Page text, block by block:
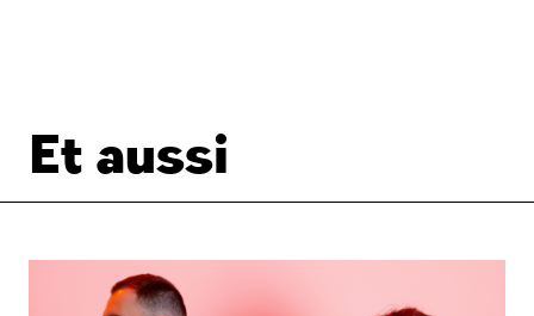
Et aussi